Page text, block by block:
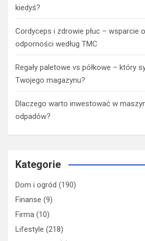
kiedyś?
Cordyceps i zdrowie płuc – wsparcie
odporności według TMC
Regały paletowe vs półkowe – który
Twojego magazynu?
Dlaczego warto inwestować w
odpadów?
Kategorie
Dom i ogród (190)
Finanse (9)
Firma (10)
Lifestyle (218)